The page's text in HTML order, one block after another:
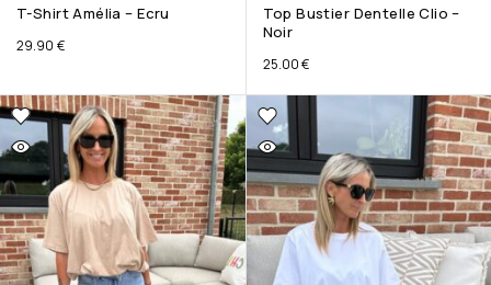
T-Shirt Amélia – Ecru
29.90 €
Top Bustier Dentelle Clio –
Noir
25.00€